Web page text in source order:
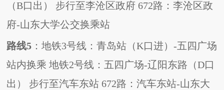
（B口出） 步行至李沧区政府 672路：李沧区政
府-山东大学公交换乘站
路线5 ：地铁3号线：青岛站（K口进）-五四广场
站内换乘 地铁2号线：五四广场-辽阳东路（D口
出）
步行至汽车东站 672路：汽车东站-山东大